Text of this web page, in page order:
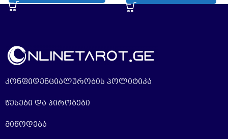
კონფიდენციალურობის პოლიტიკა
წესები და პირობები
მიწოდება